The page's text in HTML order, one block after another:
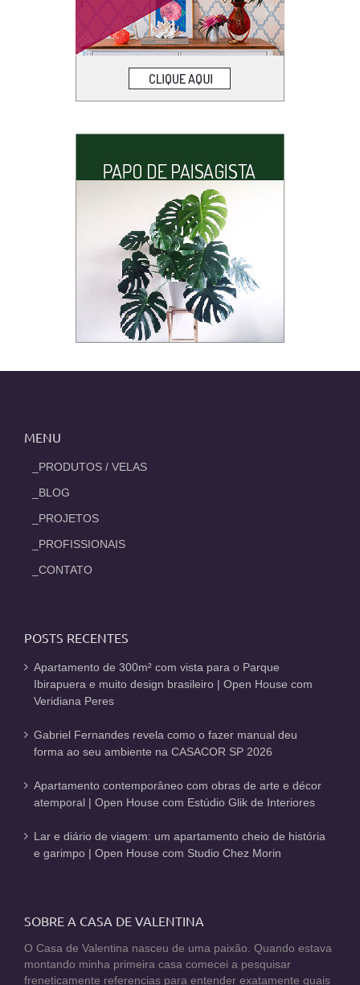
MENU
_PRODUTOS / VELAS
_BLOG
_PROJETOS
_PROFISSIONAIS
_CONTATO
POSTS RECENTES
Apartamento de 300m² com vista para o Parque
Ibirapuera e muito design brasileiro | Open House com
Veridiana Peres
Gabriel Fernandes revela como o fazer manual deu
forma ao seu ambiente na CASACOR SP 2026
Apartamento contemporâneo com obras de arte e décor
atemporal | Open House com Estúdio Glik de Interiores
Lar e diário de viagem: um apartamento cheio de história
e garimpo | Open House com Studio Chez Morin
SOBRE A CASA DE VALENTINA
O Casa de Valentina nasceu de uma paixão. Quando estava
montando minha primeira casa comecei a pesquisar
freneticamente referencias para entender exatamente quais